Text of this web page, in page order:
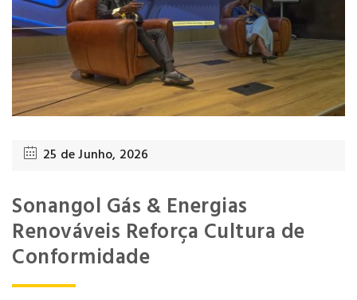
25 de Junho, 2026
Sonangol Gás & Energias
Renováveis Reforça Cultura de
Conformidade